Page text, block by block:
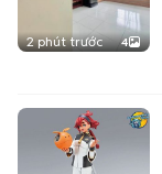
2 phút trước 4